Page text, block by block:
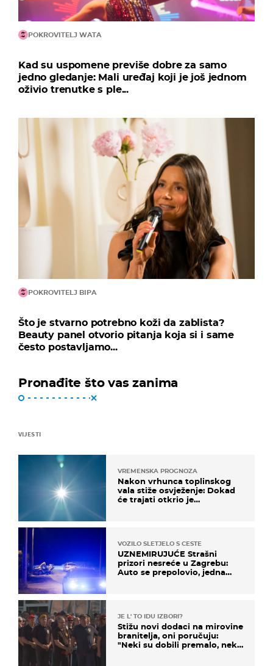
POKROVITELJ WATA
Kad su uspomene previše dobre za samo
jedno gledanje: Mali uređaj koji je još jednom
oživio trenutke s ple...
POKROVITELJ BIPA
Što je stvarno potrebno koži da zablista?
Beauty panel otvorio pitanja koja si i same
često postavljamo...
Pronađite što vas zanima
VIJESTI
VREMENSKA PROGNOZA
Nakon vrhunca toplinskog
vala stiže osvježenje: Dokad
će trajati otkrio je
VOZILO SLETJELO S CESTE
UZNEMIRUJUĆE Strašni
prizori nesreće u Zagrebu:
Auto se prepolovio, jedna
JE L' TO IDU IZBORI?
Stižu novi dodaci na mirovine
branitelja, oni poručuju:
"Neki su dobili premalo, neki